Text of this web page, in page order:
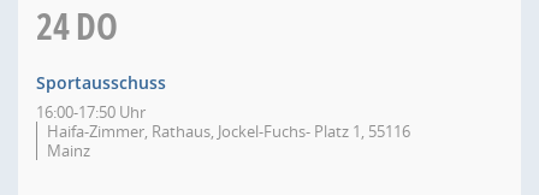
24DO
Sportausschuss
16:00-17:50 Uhr
Haifa-Zimmer, Rathaus, Jockel-Fuchs- Platz 1, 55116
Mainz